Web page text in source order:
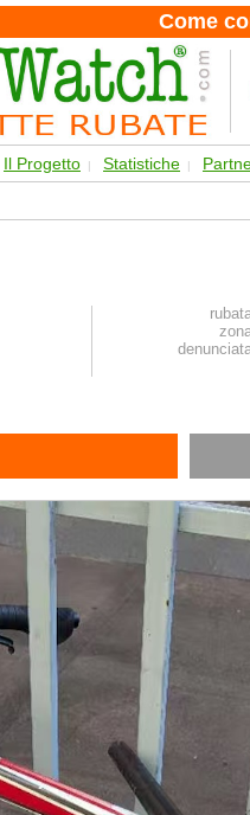
Come
Il Progetto | Statistiche |